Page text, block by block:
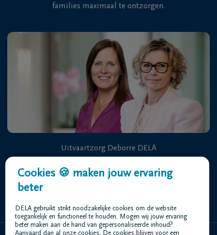
families maximaal te ontzorgen.
Uitvaartzorg Deborre DELA
Cookies 🍪 maken jouw ervaring
beter
DELA gebruikt strikt noodzakelijke cookies om de website
toegankelijk en functioneel te houden. Mogen wij jouw ervaring
beter maken aan de hand van gepersonaliseerde inhoud?
Aanvaard dan al onze cookies. De cookies blijven voor een